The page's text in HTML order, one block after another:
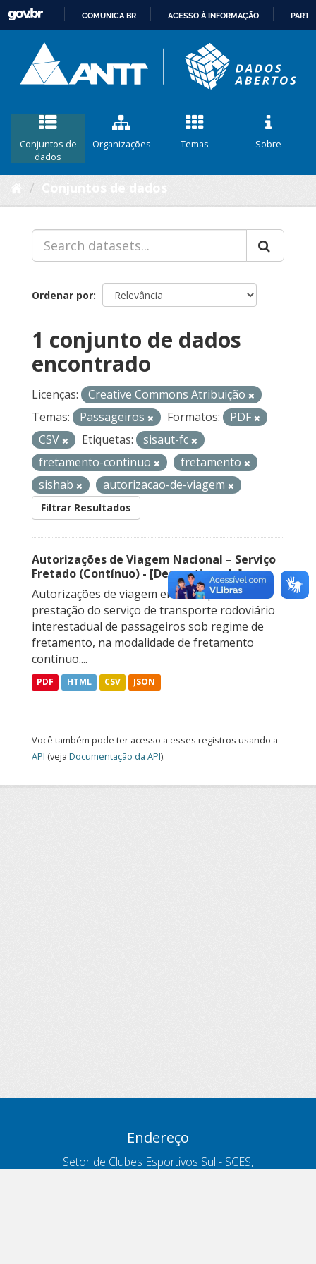
CONTEÚDO
COMUNICA BR ACESSO À INFORMAÇÃO
Conjuntos de
dados
Organizações Temas Sobre
Ordenar por
1 conjunto de dados
encontrado
Licenças:
Creative Commons Atribuição
Temas:
Passageiros Formatos:
PDF
CSV
Etiquetas:
sisaut-fc
fretamento-continuo
fretamento
sishab
autorizacao-de-viagem
Filtrar Resultados
Autorizações de Viagem Nacional – Serviço
Fretado (Contínuo) - [Descontinuado]
Autorizações de viagem emitidas para a
prestação do serviço de transporte rodoviário
interestadual de passageiros sob regime de
fretamento, na modalidade de fretamento
contínuo....
PDF HTML CSV JSON
Você também pode ter acesso a esses registros usando a
API (veja Documentação da API).
Endereço
Setor de Clubes Esportivos Sul - SCES,